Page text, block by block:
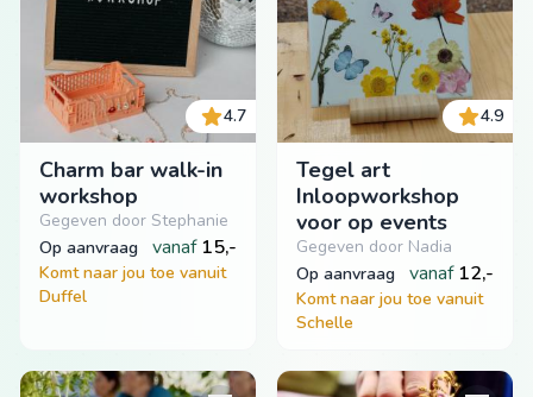
4.7
Charm bar walk-in
workshop
Gegeven door Stephanie
op aanvraag
vanaf 15,-
Komt naar jou toe vanuit
Duffel
4.9
Tegel art
Inloopworkshop
voor op events
Gegeven door Nadia
op aanvraag
vanaf 12,-
Komt naar jou toe vanuit
Schelle